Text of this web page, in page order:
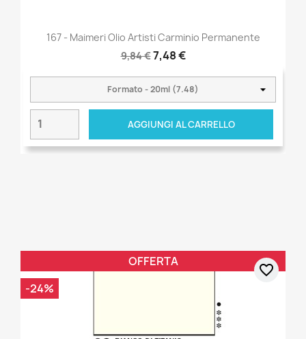
167 - Maimeri Olio Artisti Carminio Permanente
9,84 €7,48 €
AGGIUNGI AL CARRELLO
OFFERTA
-24%
favorite_border